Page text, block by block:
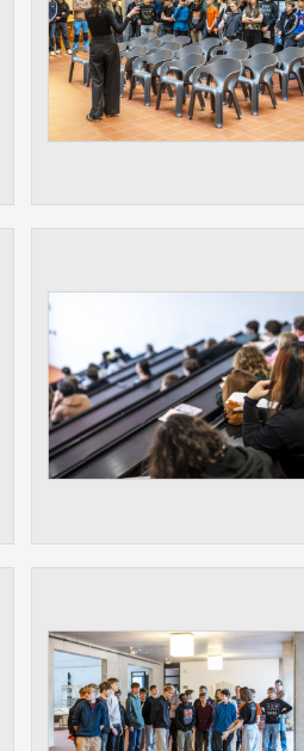
statistických údajů, které nám
jde o cookies systémů třetích
nabídek a cílení obsahu podle
systémů třetích stran, které nám s
Naším cílem je, aby tato kategorie
přiřazeny do některé z kategorií